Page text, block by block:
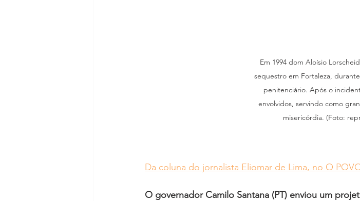
Em 1994 dom Aloísio
sequestro em Fortaleza,
penitenciário. Após o
envolvidos, servindo como
misericórdia. (Foto:
Da coluna do jornalista Eliomar de Lima, no O
O governador Camilo Santana (PT) enviou um